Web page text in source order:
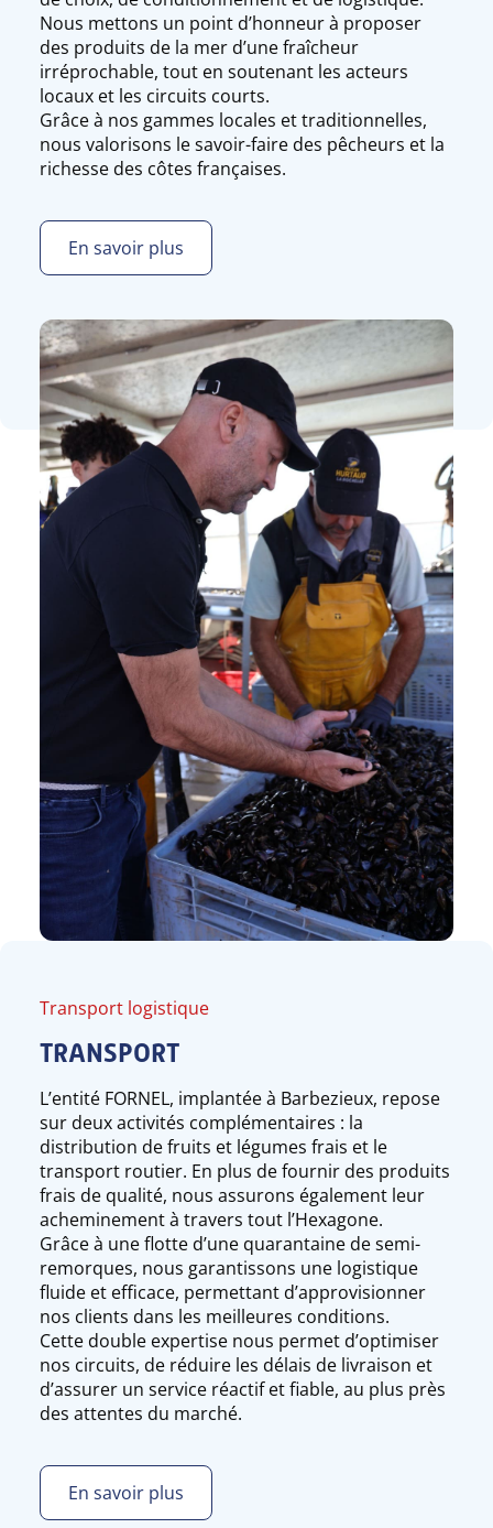
Nous mettons un point d’honneur à proposer
des produits de la mer d’une fraîcheur
irréprochable, tout en soutenant les acteurs
locaux et les circuits courts.
Grâce à nos gammes locales et traditionnelles,
nous valorisons le savoir-faire des pêcheurs et la
richesse des côtes françaises.
En savoir plus
Transport logistique
TRANSPORT
L’entité FORNEL, implantée à Barbezieux, repose
sur deux activités complémentaires : la
distribution de fruits et légumes frais et le
transport routier. En plus de fournir des produits
frais de qualité, nous assurons également leur
acheminement à travers tout l’Hexagone.
Grâce à une flotte d’une quarantaine de semi-
remorques, nous garantissons une logistique
fluide et efficace, permettant d’approvisionner
nos clients dans les meilleures conditions.
Cette double expertise nous permet d’optimiser
nos circuits, de réduire les délais de livraison et
d’assurer un service réactif et fiable, au plus près
des attentes du marché.
En savoir plus